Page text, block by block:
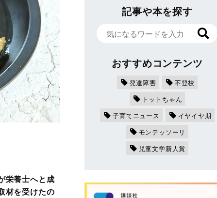
栄養士へと成
材を受けたの
記事や本を探す
おすすめコンテンツ
発達障害
不登校
トットちゃん
子育てニュース
イヤイヤ期
モンテッソーリ
児童文学新人賞